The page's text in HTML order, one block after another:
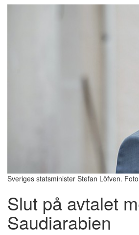
Sveriges statsminister Stefan Löfven.
Slut på avtalet
Saudiarabien